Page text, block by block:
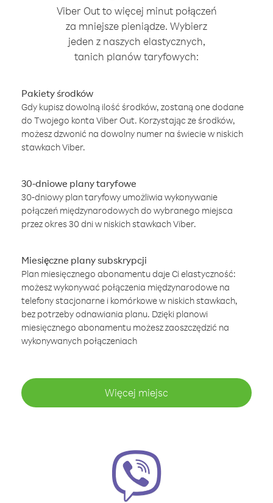
Viber Out to więcej minut połączeń
za mniejsze pieniądze. Wybierz
jeden z naszych elastycznych,
tanich planów taryfowych:
Pakiety środków
Gdy kupisz dowolną ilość środków, zostaną one dodane
do Twojego konta Viber Out. Korzystając ze środków,
możesz dzwonić na dowolny numer na świecie w niskich
stawkach Viber.
30-dniowe plany taryfowe
30-dniowy plan taryfowy umożliwia wykonywanie
połączeń międzynarodowych do wybranego miejsca
przez okres 30 dni w niskich stawkach Viber.
Miesięczne plany subskrypcji
Plan miesięcznego abonamentu daje Ci elastyczność:
możesz wykonywać połączenia międzynarodowe na
telefony stacjonarne i komórkowe w niskich stawkach,
bez potrzeby odnawiania planu. Dzięki planowi
miesięcznego abonamentu możesz zaoszczędzić na
wykonywanych połączeniach
Więcej miejsc